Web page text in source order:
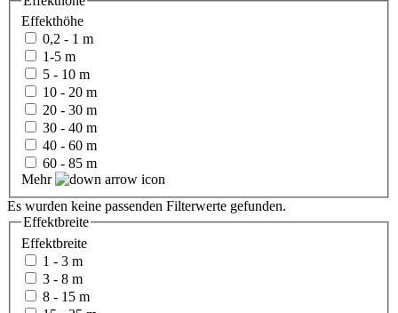
Effekthöhe
0,2 - 1 m
1-5 m
5 - 10 m
10 - 20 m
20 - 30 m
30 - 40 m
40 - 60 m
60 - 85 m
Mehr
Es wurden keine passenden Filterwerte gefunden.
Effektbreite
Effektbreite
1 - 3 m
3 - 8 m
8 - 15 m